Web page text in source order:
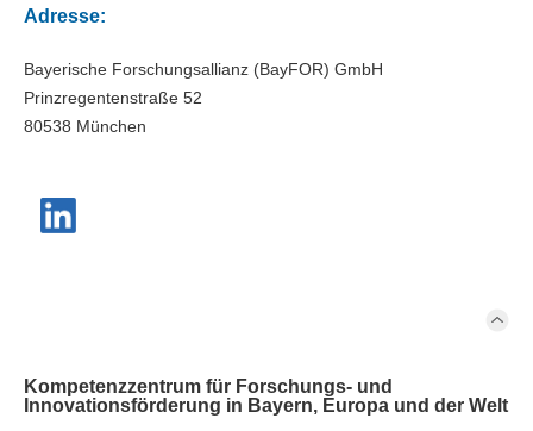
Adresse:
Bayerische Forschungsallianz (BayFOR) GmbH
Prinzregentenstraße 52
80538 München
Kompetenzzentrum für Forschungs- und
Innovationsförderung in Bayern, Europa und der Welt